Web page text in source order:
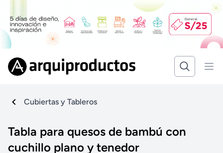
Cubiertas y Tableros
Tabla para quesos de bambú con
cuchillo plano y tenedor